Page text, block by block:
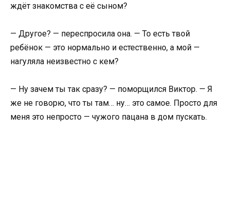
ждёт знакомства с её сыном?
— Другое? — переспросила она. — То есть твой
ребёнок — это нормально и естественно, а мой —
нагуляла неизвестно с кем?
— Ну зачем ты так сразу? — поморщился Виктор. — Я
же не говорю, что ты там… ну… это самое. Просто для
меня это непросто — чужого пацана в дом пускать.